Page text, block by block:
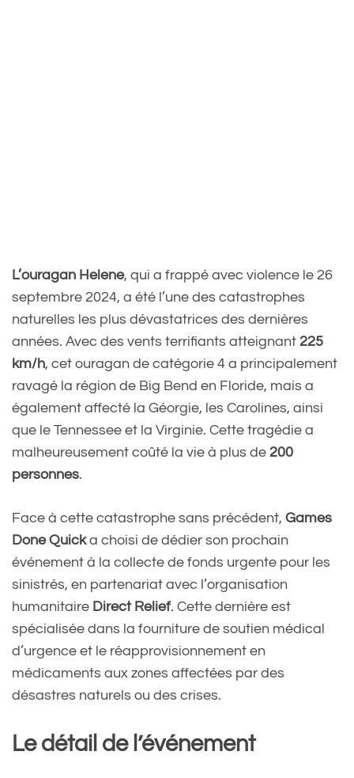
L’ouragan Helene, qui a frappé avec violence le 26
septembre 2024, a été l’une des catastrophes
naturelles les plus dévastatrices des dernières
années. Avec des vents terrifiants atteignant 225
km/h, cet ouragan de catégorie 4 a principalement
ravagé la région de Big Bend en Floride, mais a
également affecté la Géorgie, les Carolines, ainsi
que le Tennessee et la Virginie. Cette tragédie a
malheureusement coûté la vie à plus de 200
personnes.
Face à cette catastrophe sans précédent, Games
Done Quicka choisi de dédier son prochain
événement à la collecte de fonds urgente pour les
sinistrés, en partenariat avec l’organisation
humanitaire Direct Relief. Cette dernière est
spécialisée dans la fourniture de soutien médical
d’urgence et le réapprovisionnement en
médicaments aux zones affectées par des
désastres naturels ou des crises.
Le détail de l’événement